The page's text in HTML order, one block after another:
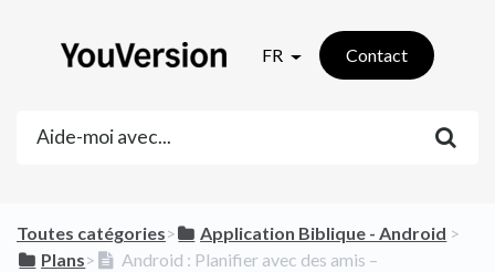
FR Contact
Toutes catégories​>​ ​Application Biblique - Android ​ > ​
​Plans​>​
Android : Planifier avec des amis –